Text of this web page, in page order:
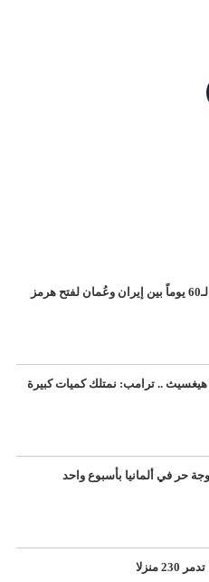
.. ترامب: نمتلك كميات كبيرة